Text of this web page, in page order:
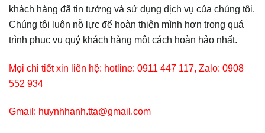
khách hàng đã tin tưởng và sử dụng dịch vụ của chúng tôi.
Chúng tôi luôn nỗ lực để hoàn thiện mình hơn trong quá
trình phục vụ quý khách hàng một cách hoàn hảo nhất.
Mọi chi tiết xin liên hệ: hotline: 0911 447 117, Zalo: 0908
552 934
Gmail: huynhhanh.tta@gmail.com